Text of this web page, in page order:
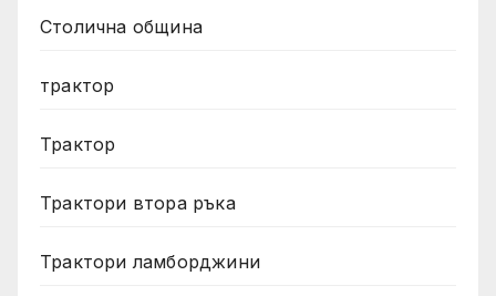
Столична община
трактор
Трактор
Трактори втора ръка
Трактори ламборджини